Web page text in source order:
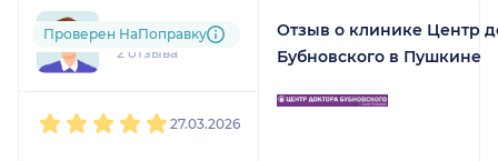
не возвращается в
течение дня. Качество
жизни заметно
тренеры - большие
молодцы, особенно
Алёна
2 отзыва
Проверен НаПоправку
27.03.2026
Отзыв о клинике Центр
Бубновского в Пушкине